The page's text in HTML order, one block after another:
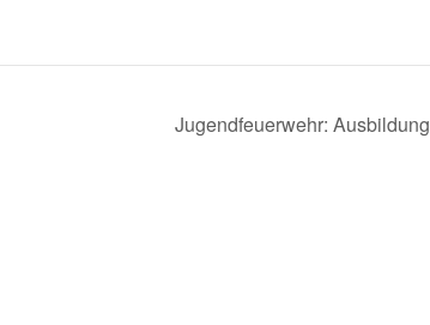
Jugendfeuerwehr: Ausbildung